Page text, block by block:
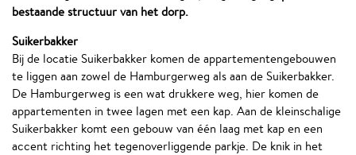
bestaande structuur van het dorp.
Suikerbakker
Bij de locatie Suikerbakker komen de appartementengebouwen
te liggen aan zowel de Hamburgerweg als aan de Suikerbakker.
De Hamburgerweg is een wat drukkere weg, hier komen de
appartementen in twee lagen met een kap. Aan de kleinschalige
Suikerbakker komt een gebouw van één laag met kap en een
accent richting het tegenoverliggende parkje. De knik in het